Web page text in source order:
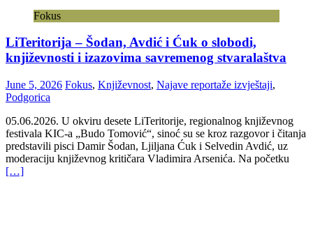
Fokus
LiTeritorija – Šodan, Avdić i Ćuk o slobodi,
književnosti i izazovima savremenog stvaralaštva
June 5, 2026 Fokus, Književnost, Najave reportaže izvještaji,
Podgorica
05.06.2026. U okviru desete LiTeritorije, regionalnog književnog
festivala KIC-a „Budo Tomović“, sinoć su se kroz razgovor i čitanja
predstavili pisci Damir Šodan, Ljiljana Ćuk i Selvedin Avdić, uz
moderaciju književnog kritičara Vladimira Arsenića. Na početku
[…]